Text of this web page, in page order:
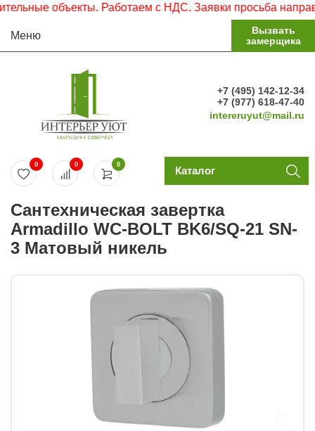
объекты. Работаем с НДС. Заявки просьба
Меню
Вызвать
замерщика
+7 (495) 142-12-34
+7 (977) 618-47-40
intereruyut@mail.ru
0
0 0 Каталог
Сантехническая завертка
Armadillo WC-BOLT BK6/SQ-21 SN-
3 Матовый никель